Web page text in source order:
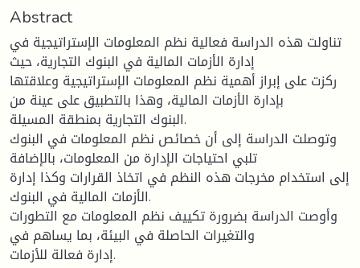
Abstract
تناولت هذه الدراسة فعالية نظم المعلومات الإستراتيجية في
إدارة الأزمات المالية في البنوك التجارية، حيث
ركزت على إبراز أهمية نظم المعلومات الإستراتيجية وعلاقتها
بإدارة الأزمات المالية، وهذا بالتطبيق على عينة من
البنوك التجارية بمنطقة المسيلة.
وتوصلت الدراسة إلى أن خصائص نظم المعلومات في البنوك
تلبي احتياجات الإدارة من المعلومات، بالإضافة
إلى استخدام مخرجات هذه النظم في اتخاذ القرارات وكذا إدارة
الأزمات المالية في البنوك.
وأوصت الدراسة بضرورة تكييف نظم المعلومات مع التطورات
والتغيرات الحاصلة في البيئة، بما يساهم في
إدارة فعالة للأزمات.